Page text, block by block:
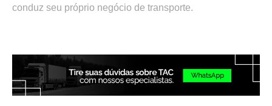
conduz seu próprio negócio de transporte.